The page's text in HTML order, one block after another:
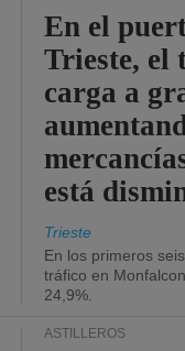
En el
Trieste, el
carga a
está
Trieste
En los primeros
tráfico en
24,9%.
ASTILLEROS